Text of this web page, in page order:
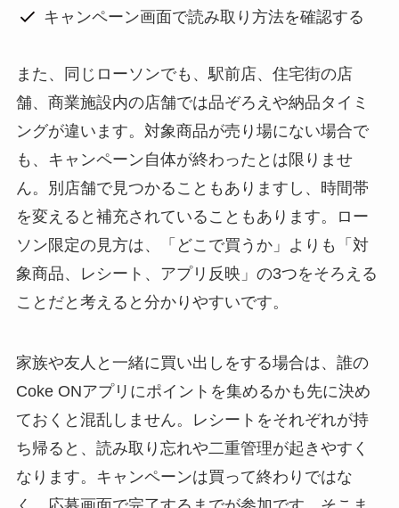
キャンペーン画面で読み取り方法を確認する
また、同じローソンでも、駅前店、住宅街の店
舗、商業施設内の店舗では品ぞろえや納品タイミ
ングが違います。対象商品が売り場にない場合で
も、キャンペーン自体が終わったとは限りませ
ん。別店舗で見つかることもありますし、時間帯
を変えると補充されていることもあります。ロー
ソン限定の見方は、「どこで買うか」よりも「対
象商品、レシート、アプリ反映」の3つをそろえる
ことだと考えると分かりやすいです。
家族や友人と一緒に買い出しをする場合は、誰の
Coke ONアプリにポイントを集めるかも先に決め
ておくと混乱しません。レシートをそれぞれが持
ち帰ると、読み取り忘れや二重管理が起きやすく
なります。キャンペーンは買って終わりではな